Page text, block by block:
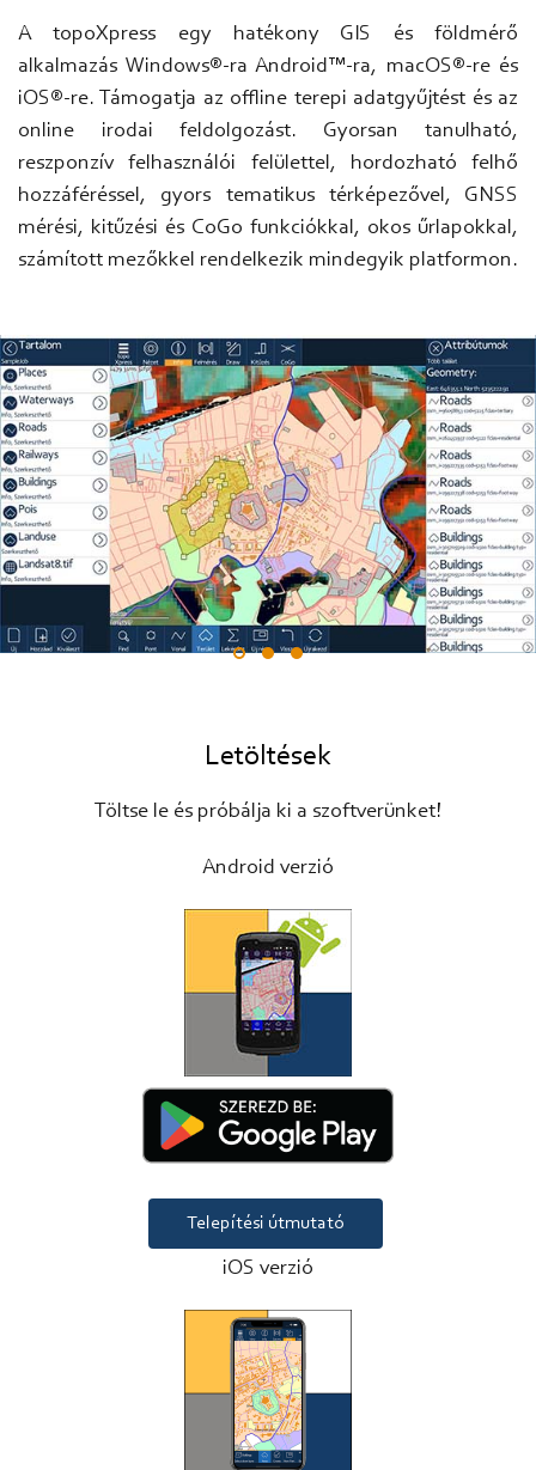
A topoXpress egy hatékony GIS és földmérő
alkalmazás Windows®-ra Android™-ra, macOS®-re és
iOS®-re. Támogatja az offline terepi adatgyűjtést és az
online irodai feldolgozást. Gyorsan tanulható,
reszponzív felhasználói felülettel, hordozható felhő
hozzáféréssel, gyors tematikus térképezővel, GNSS
mérési, kitűzési és CoGo funkciókkal, okos űrlapokkal,
számított mezőkkel rendelkezik mindegyik platformon.
Letöltések
Töltse le és próbálja ki a szoftverünket!
Android verzió
Telepítési útmutató
iOS verzió